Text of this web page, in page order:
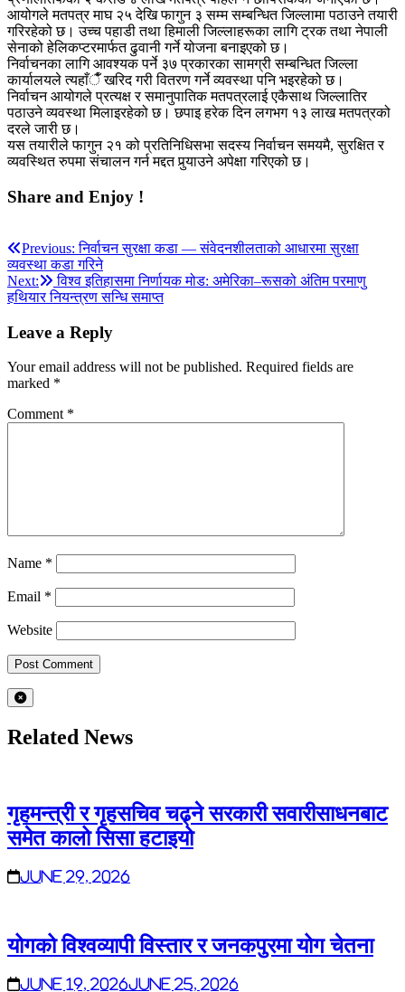
आयोगले मतपत्र माघ २५ देखि फागुन ३ सम्म सम्बन्धित जिल्लामा पठाउने तयारी
गरिरहेको छ। उच्च पहाडी तथा हिमाली जिल्लाहरूका लागि ट्रक तथा नेपाली
सेनाको हेलिकप्टरमार्फत ढुवानी गर्ने योजना बनाइएको छ।
निर्वाचनका लागि आवश्यक पर्ने ३७ प्रकारका सामग्री सम्बन्धित जिल्ला
कार्यालयले त्यहाँैँ खरिद गरी वितरण गर्ने व्यवस्था पनि भइरहेको छ।
निर्वाचन आयोगले प्रत्यक्ष र समानुपातिक मतपत्रलाई एकैसाथ जिल्लातिर
पठाउने व्यवस्था मिलाइरहेको छ। छपाइ हरेक दिन लगभग १३ लाख मतपत्रको
दरले जारी छ।
यस तयारीले फागुन २१ को प्रतिनिधिसभा सदस्य निर्वाचन समयमै, सुरक्षित र
व्यवस्थित रुपमा संचालन गर्न मद्दत पुर्‍याउने अपेक्षा गरिएको छ।
Share and Enjoy !
Post
navigation
Previous: निर्वाचन सुरक्षा कडा — संवेदनशीलताको आधारमा सुरक्षा
व्यवस्था कडा गरिने
Next:
विश्व इतिहासमा निर्णायक मोड: अमेरिका–रूसको अंतिम परमाणु
हथियार नियन्त्रण सन्धि समाप्त
Leave a Reply
Your email address will not be published. Required fields are
marked *
Comment *
Name *
Email *
Website
Related News
गृहमन्त्री र गृहसचिव चढ्ने सरकारी सवारीसाधनबाट
समेत कालो सिसा हटाइयो
June 29, 2026
योगको विश्वव्यापी विस्तार र जनकपुरमा योग चेतना
June 19, 2026June 25, 2026